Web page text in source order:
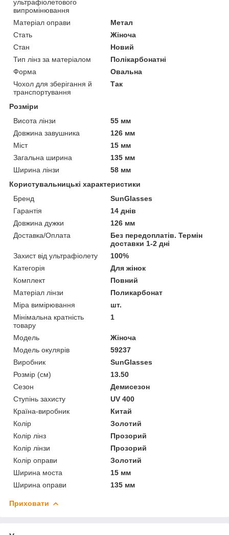
ультрафіолетового
випромінювання
Матеріал оправи
Метал
Стать
Жіноча
Стан
Новий
Тип лінз за матеріалом
Полікарбонатні
Форма
Овальна
Чохол для зберігання й
транспортування
Так
Розміри
Висота лінзи
55 мм
Довжина завушника
126 мм
Міст
15 мм
Загальна ширина
135 мм
Ширина лінзи
58 мм
Користувальницькі характеристики
Бренд
SunGlasses
Гарантія
14 днів
Довжина дужки
126 мм
Доставка/Оплата
Без передоплатів. Термін
доставки 1-2 дні
Захист від ультрафіолету
100%
Категорія
Для жінок
Комплект
Повний
Матеріал лінзи
Поликарбонат
Міра вимірювання
шт.
Мінімальна кратність
товару
1
Мoдель
Жіноча
Модель окулярів
59237
Виробник
SunGlasses
Розмір (см)
13.50
Сезон
Демисезон
Ступінь захисту
UV 400
Країна-виробник
Китай
Колір
Золотий
Колір лінз
Прозорий
Колір лінзи
Прозорий
Колір оправи
Золотий
Ширина моста
15 мм
Ширина оправи
135 мм
Приховати